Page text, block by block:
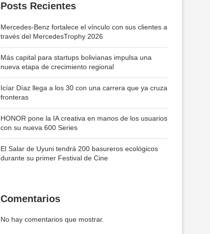
Posts Recientes
Mercedes-Benz fortalece el vínculo con sus clientes a
través del MercedesTrophy 2026
Más capital para startups bolivianas impulsa una
nueva etapa de crecimiento regional
Icíar Díaz llega a los 30 con una carrera que ya cruza
fronteras
HONOR pone la IA creativa en manos de los usuarios
con su nueva 600 Series
El Salar de Uyuni tendrá 200 basureros ecológicos
durante su primer Festival de Cine
Comentarios
No hay comentarios que mostrar.